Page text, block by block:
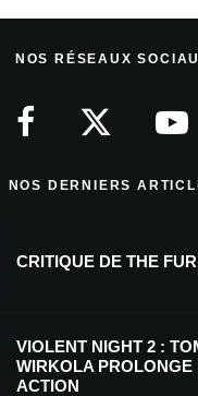
NOS RÉSEAUX
NOS DERNIERS
CRITIQUE DE THE
VIOLENT NIGHT 2 :
WIRKOLA PROLONGE
ACTION